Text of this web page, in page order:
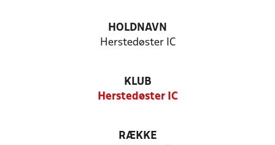
HOLDNAVN
Herstedøster IC
KLUB
Herstedøster IC
RÆKKE